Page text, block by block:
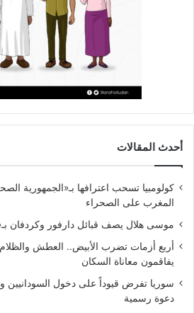
أحدث المقالات
كولومبيا تسحب اعترافها بـ«الجمهورية
المغرب على الصحراء
موسى هلال يصف قبائل دارفور وكردفان
أربع أزمات تضرب الأبيض.. العطش والظلام
يفاقمون معاناة السكان
سوريا تفرض قيوداً على دخول السودانيين
دعوة رسمية